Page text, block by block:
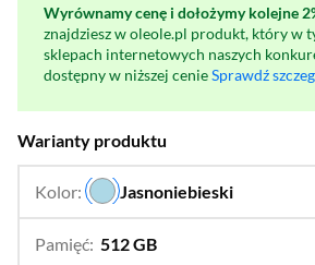
Wyrównamy cenę i dołożymy kolejne
znajdziesz w oleole.pl produkt, który w
sklepach internetowych naszych
dostępny w niższej cenieSprawdź
Warianty produktu
Kolor: Jasnoniebieski
Pamięć: 512 GB